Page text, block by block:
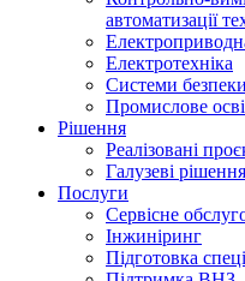
автоматизації
Електротехніка
Системи
Промислове
Рішення
Реалізовані
Галузеві рішення
Послуги
Сервісне
Інжиніринг
Підготовка